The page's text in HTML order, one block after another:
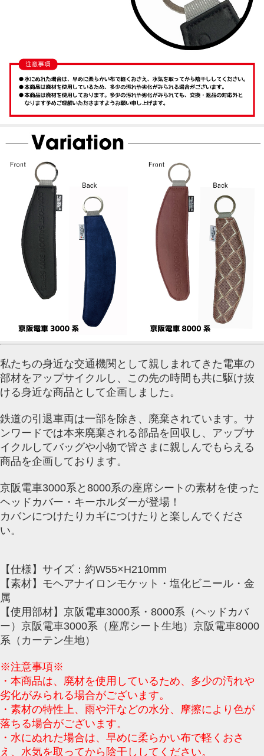
私たちの身近な交通機関として親しまれてきた電車の
部材をアップサイクルし、この先の時間も共に駆け抜
ける身近な商品として企画しました。
鉄道の引退車両は一部を除き、廃棄されています。サ
ンワードでは本来廃棄される部品を回収し、アップサ
イクルしてバッグや小物で皆さまに親しんでもらえる
商品を企画しております。
京阪電車3000系と8000系の座席シートの素材を使った
ヘッドカバー・キーホルダーが登場！
カバンにつけたりカギにつけたりと楽しんでくださ
い。
【仕様】サイズ：約W55×H210mm
【素材】モヘアナイロンモケット・塩化ビニール・金
属
【使用部材】京阪電車3000系・8000系（ヘッドカバ
ー）京阪電車3000系（座席シート生地）京阪電車8000
系（カーテン生地）
※注意事項※
・本商品は、廃材を使用しているため、多少の汚れや
劣化がみられる場合がございます。
・素材の特性上、雨や汗などの水分、摩擦により色が
落ちる場合がございます。
・水にぬれた場合は、早めに柔らかい布で軽くおさ
え、水気を取ってから陰干ししてください。